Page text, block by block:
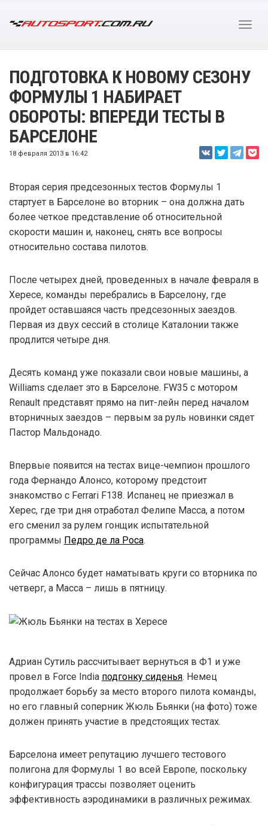
ПОДГОТОВКА К НОВОМУ СЕЗОНУ
ФОРМУЛЫ 1 НАБИРАЕТ
ОБОРОТЫ: ВПЕРЕДИ ТЕСТЫ В
БАРСЕЛОНЕ
18 февраля 2013 в 16:42
Вторая серия предсезонных тестов Формулы 1
стартует в Барселоне во вторник – она должна дать
более четкое представление об относительной
скорости машин и, наконец, снять все вопросы
относительно состава пилотов.
После четырех дней, проведенных в начале февраля в
Хересе, команды перебрались в Барселону, где
пройдет оставшаяся часть предсезонных заездов.
Первая из двух сессий в столице Каталонии также
продлится четыре дня.
Десять команд уже показали свои новые машины, а
Williams сделает это в Барселоне. FW35 с мотором
Renault представят прямо на пит-лейн перед началом
вторничных заездов – первым за руль новинки сядет
Пастор Мальдонадо.
Впервые появится на тестах вице-чемпион прошлого
года Фернандо Алонсо, которому предстоит
знакомство с Ferrari F138. Испанец не приезжал в
Херес, где три дня отработал Фелипе Масса, а потом
его сменил за рулем гонщик испытательной
программы Педро де ла Роса.
Сейчас Алонсо будет наматывать круги со вторника по
четверг, а Масса – лишь в пятницу.
Адриан Сутиль рассчитывает вернуться в Ф1 и уже
провел в Force India подгонку сиденья. Немец
продолжает борьбу за место второго пилота команды,
но его главный соперник Жюль Бьянки (на фото) тоже
должен принять участие в предстоящих тестах.
Барселона имеет репутацию лучшего тестового
полигона для Формулы 1 во всей Европе, поскольку
конфигурация трассы позволяет оценить
эффективность аэродинамики в различных режимах.